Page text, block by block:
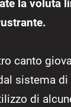
la voluta
canto
sistema
di